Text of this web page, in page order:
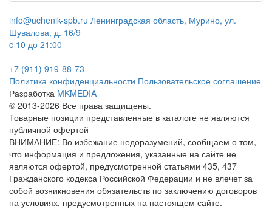
info@uchenik-spb.ru Ленинградская область, Мурино, ул.
Шувалова, д. 16/9
c 10 до 21:00
+7 (911) 919-88-73
Политика конфиденциальности Пользовательское соглашение
Разработка MKMEDIA
© 2013-2026 Все права защищены.
Товарные позиции представленные в каталоге не являются
публичной офертой
ВНИМАНИЕ: Во избежание недоразумений, сообщаем о том,
что информация и предложения, указанные на сайте не
являются офертой, предусмотренной статьями 435, 437
Гражданского кодекса Российской Федерации и не влечет за
собой возникновения обязательств по заключению договоров
на условиях, предусмотренных на настоящем сайте.